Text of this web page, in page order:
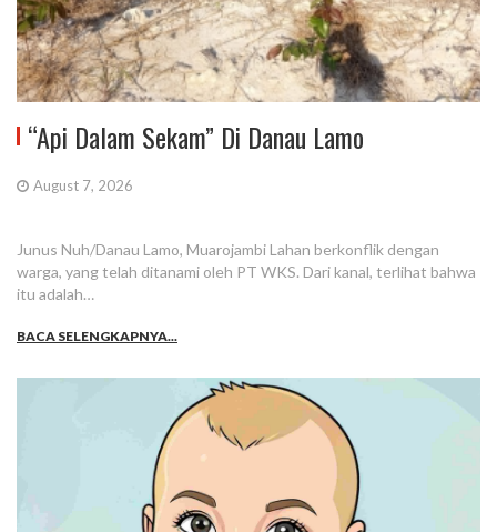
“Api Dalam Sekam” Di Danau Lamo
August 7, 2026
Junus Nuh/Danau Lamo, Muarojambi Lahan berkonflik dengan
warga, yang telah ditanami oleh PT WKS. Dari kanal, terlihat bahwa
itu adalah…
BACA SELENGKAPNYA...